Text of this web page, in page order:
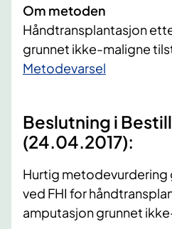
Om metoden
Håndtransplantasjon
grunnet ikke-maligne
​Metodevarsel
Beslutning i
(24.04.2017):
Hurtig metodevurdering
ved FHI for
amputasjon grunnet